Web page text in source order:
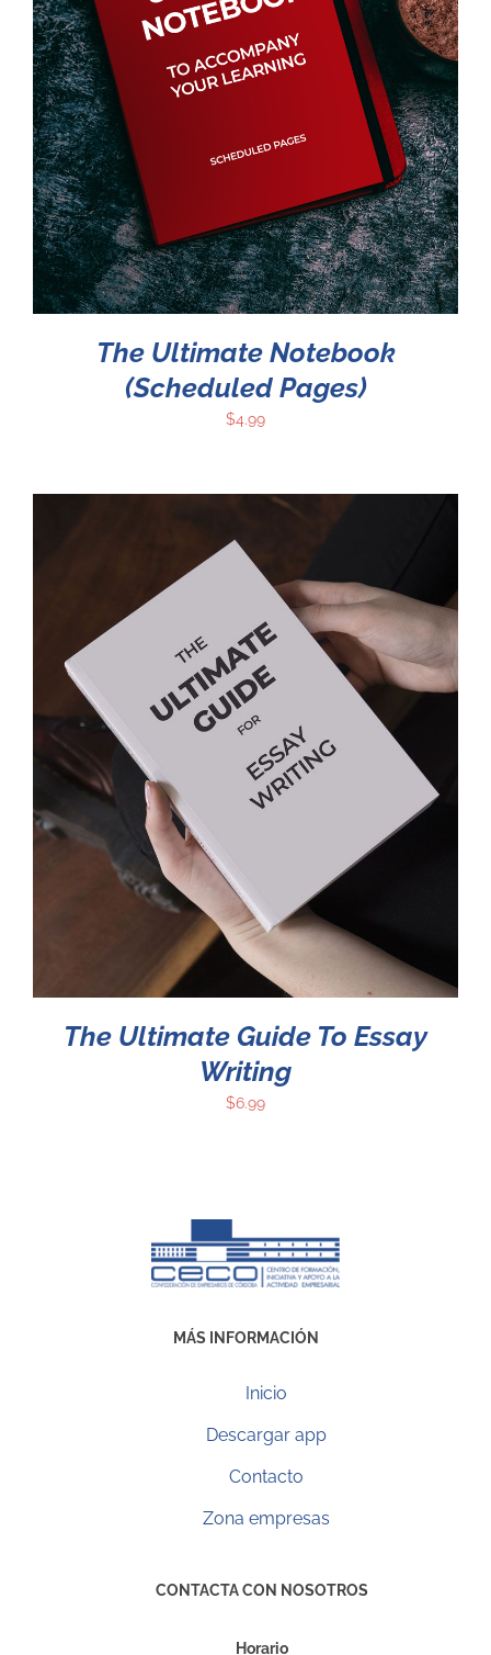
The Ultimate Notebook
(Scheduled Pages)
$4.99
The Ultimate Guide To Essay
Writing
$6.99
MÁS INFORMACIÓN
Inicio
Descargar app
Contacto
Zona empresas
CONTACTA CON NOSOTROS
Horario